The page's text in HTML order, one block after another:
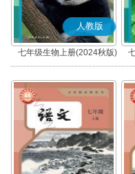
人教版
七年级生物上册(2024秋版)